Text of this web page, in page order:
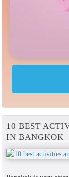
10 BEST
IN BANGKOK